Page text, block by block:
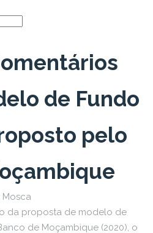
de Fundo
pelo
Mosca
da proposta de modelo de
de Moçambique (2020), o